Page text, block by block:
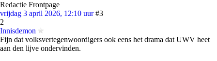
Redactie Frontpage
vrijdag 3 april 2026, 12:10 uur #3
2
Innisdemon
Fijn dat volksvertegenwoordigers ook eens het drama dat UWV heet
aan den lijve ondervinden.